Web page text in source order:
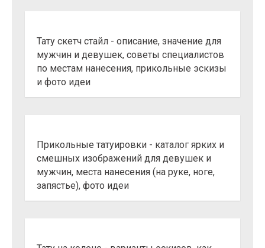
Тату скетч стайл - описание, значение для
мужчин и девушек, советы специалистов
по местам нанесения, прикольные эскизы
и фото идеи
Прикольные татуировки - каталог ярких и
смешных изображений для девушек и
мужчин, места нанесения (на руке, ноге,
запястье), фото идеи